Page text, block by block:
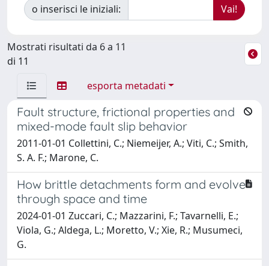
o inserisci le iniziali:
Mostrati risultati da 6 a 11
di 11
esporta metadati
Fault structure, frictional properties and
mixed-mode fault slip behavior
2011-01-01 Collettini, C.; Niemeijer, A.; Viti, C.; Smith,
S. A. F.; Marone, C.
How brittle detachments form and evolve
through space and time
2024-01-01 Zuccari, C.; Mazzarini, F.; Tavarnelli, E.;
Viola, G.; Aldega, L.; Moretto, V.; Xie, R.; Musumeci,
G.